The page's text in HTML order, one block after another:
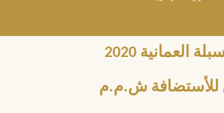
2020
للأستضافة ش.م.م